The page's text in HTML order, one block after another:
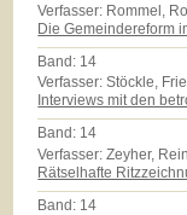
Verfasser: Rommel,
Die Gemeindereform
Band: 14
Verfasser: Stöckle,
Interviews mit den
Band: 14
Verfasser: Zeyher,
Rätselhafte
Band: 14